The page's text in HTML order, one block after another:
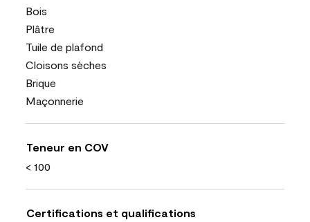
Bois
Plâtre
Tuile de plafond
Cloisons sèches
Brique
Maçonnerie
Teneur en COV
< 100
Certifications et qualifications